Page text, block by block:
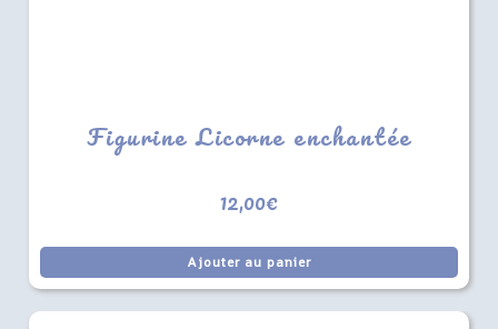
Figurine Licorne enchantée
12,00€
Ajouter au panier